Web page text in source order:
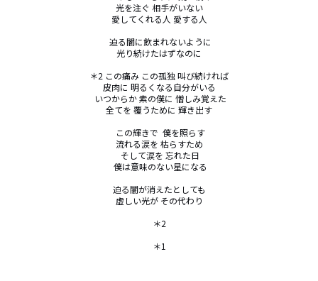
光を注ぐ 相手がいない
愛してくれる人 愛する人
光り続けたはずなのに
＊2 この痛み この孤独 叫び続ければ
皮肉に 明るくなる自分がいる
全てを 覆うために 輝き出す
流れる涙を 枯らすため
迫る闇が消えたとしても
虚しい光が その代わり
＊2
＊1